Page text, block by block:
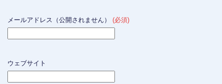
メールアドレス（公開されません） (必須)
ウェブサイト